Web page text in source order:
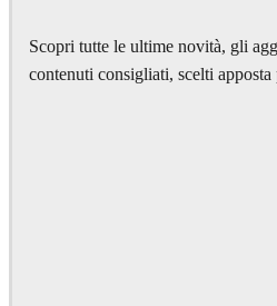
Scopri tutte le ultime novità, gli
contenuti consigliati, scelti apposta